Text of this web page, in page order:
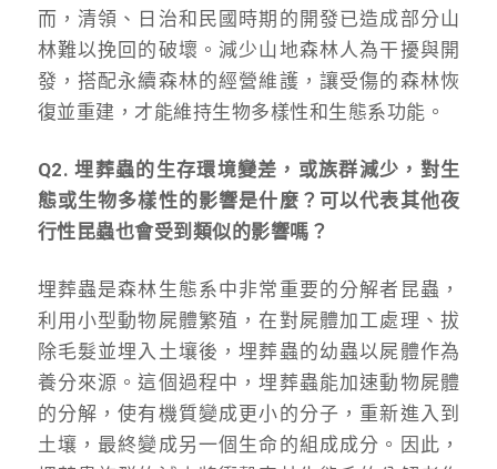
而，清領、日治和民國時期的開發已造成部分山
林難以挽回的破壞。減少山地森林人為干擾與開
發，搭配永續森林的經營維護，讓受傷的森林恢
復並重建，才能維持生物多樣性和生態系功能。
Q2. 埋葬蟲的生存環境變差，或族群減少，對生
態或生物多樣性的影響是什麼？可以代表其他夜
行性昆蟲也會受到類似的影響嗎？
埋葬蟲是森林生態系中非常重要的分解者昆蟲，
利用小型動物屍體繁殖，在對屍體加工處理、拔
除毛髮並埋入土壤後，埋葬蟲的幼蟲以屍體作為
養分來源。這個過程中，埋葬蟲能加速動物屍體
的分解，使有機質變成更小的分子，重新進入到
土壤，最終變成另一個生命的組成成分。因此，